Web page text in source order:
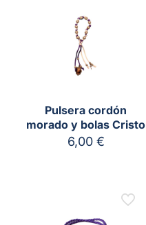
Pulsera cordón
morado y bolas Cristo
6,00 €